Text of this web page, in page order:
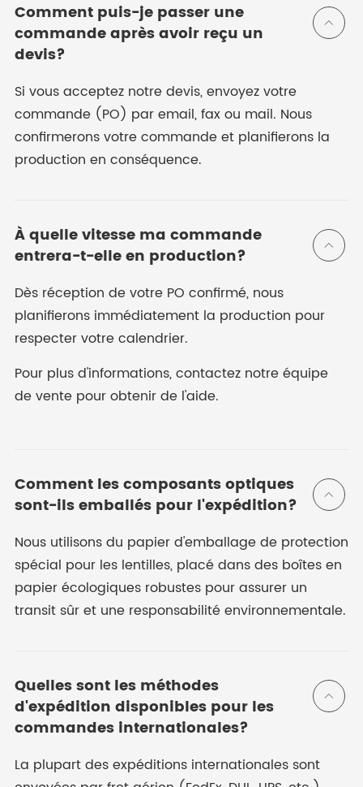
Comment puis-je passer une
commande après avoir reçu un
devis?

Si vous acceptez notre devis, envoyez votre
commande (PO) par email, fax ou mail. Nous
confirmerons votre commande et planifierons la
production en conséquence.
À quelle vitesse ma commande
entrera-t-elle en production?

Dès réception de votre PO confirmé, nous
planifierons immédiatement la production pour
respecter votre calendrier.
Pour plus d'informations, contactez notre équipe
de vente pour obtenir de l'aide.
Comment les composants optiques
sont-ils emballés pour l'expédition?

Nous utilisons du papier d'emballage de protection
spécial pour les lentilles, placé dans des boîtes en
papier écologiques robustes pour assurer un
transit sûr et une responsabilité environnementale.
Quelles sont les méthodes
d'expédition disponibles pour les
commandes internationales?

La plupart des expéditions internationales sont